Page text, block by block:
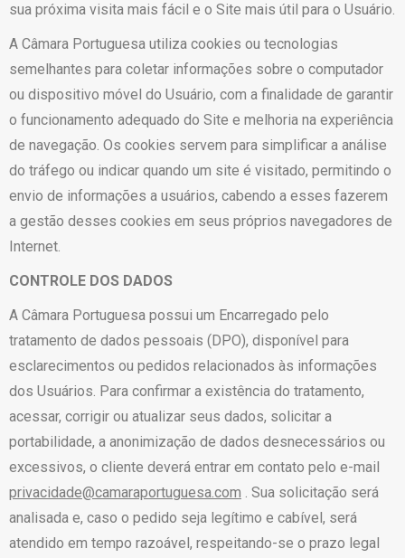
sua próxima visita mais fácil e o Site mais útil para o Usuário.
A Câmara Portuguesa utiliza cookies ou tecnologias
semelhantes para coletar informações sobre o computador
ou dispositivo móvel do Usuário, com a finalidade de garantir
o funcionamento adequado do Site e melhoria na experiência
de navegação. Os cookies servem para simplificar a análise
do tráfego ou indicar quando um site é visitado, permitindo o
envio de informações a usuários, cabendo a esses fazerem
a gestão desses cookies em seus próprios navegadores de
Internet.
CONTROLE DOS DADOS
A Câmara Portuguesa possui um Encarregado pelo
tratamento de dados pessoais (DPO), disponível para
esclarecimentos ou pedidos relacionados às informações
dos Usuários. Para confirmar a existência do tratamento,
acessar, corrigir ou atualizar seus dados, solicitar a
portabilidade, a anonimização de dados desnecessários ou
excessivos, o cliente deverá entrar em contato pelo e-mail
privacidade@camaraportuguesa.com . Sua solicitação será
analisada e, caso o pedido seja legítimo e cabível, será
atendido em tempo razoável, respeitando-se o prazo legal